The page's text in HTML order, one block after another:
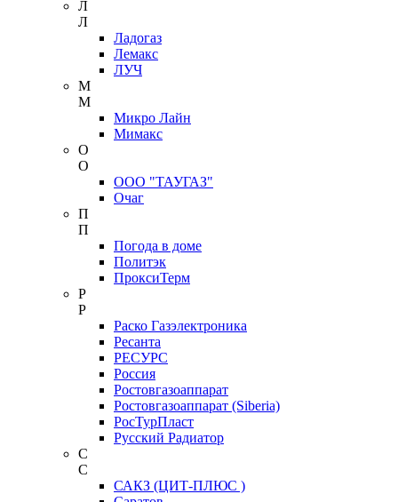
Л
Л
Ладогаз
Лемакс
ЛУЧ
М
М
Микро Лайн
Мимакс
О
О
ООО "ТАУГАЗ"
Очаг
П
П
Погода в доме
Политэк
ПроксиТерм
Р
Р
Раско Газэлектроника
Ресанта
РЕСУРС
Россия
Ростовгазоаппарат
Ростовгазоаппарат (Siberia)
РосТурПласт
Русский Радиатор
С
С
САКЗ (ЦИТ-ПЛЮС )